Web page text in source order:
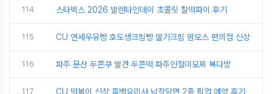
114 스타벅스 2026 발렌타인데이 초콜릿 찰떡파이 후기
115 CU 연세우유빵 호도생크림빵 딸기크림 맘모스 편의점 신상
116 파주 문산 두쫀쿠 발견 두쫀떡 파주인절미모찌 복다방
117 CU 떡볶이 신상 흑백요리사 납작당면 2종 픽업 예약 후기